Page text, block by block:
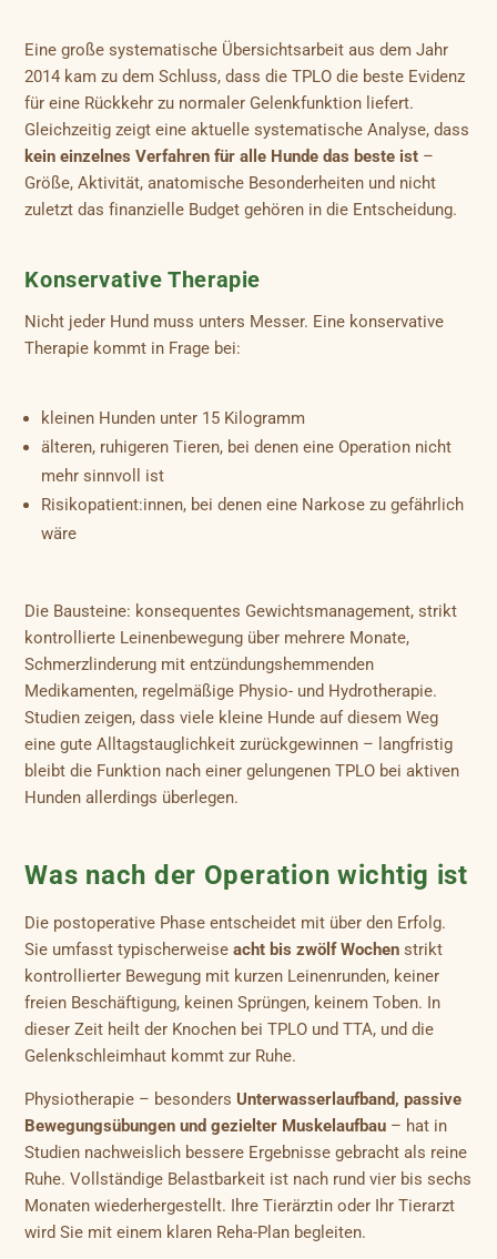
Eine große systematische Übersichtsarbeit aus dem Jahr
2014 kam zu dem Schluss, dass die TPLO die beste Evidenz
für eine Rückkehr zu normaler Gelenkfunktion liefert.
Gleichzeitig zeigt eine aktuelle systematische Analyse, dass
kein einzelnes Verfahren für alle Hunde das beste ist –
Größe, Aktivität, anatomische Besonderheiten und nicht
zuletzt das finanzielle Budget gehören in die Entscheidung.
Konservative Therapie
Nicht jeder Hund muss unters Messer. Eine konservative
Therapie kommt in Frage bei:
kleinen Hunden unter 15 Kilogramm
älteren, ruhigeren Tieren, bei denen eine Operation nicht
mehr sinnvoll ist
Risikopatient:innen, bei denen eine Narkose zu gefährlich
wäre
Die Bausteine: konsequentes Gewichtsmanagement, strikt
kontrollierte Leinenbewegung über mehrere Monate,
Schmerzlinderung mit entzündungshemmenden
Medikamenten, regelmäßige Physio- und Hydrotherapie.
Studien zeigen, dass viele kleine Hunde auf diesem Weg
eine gute Alltagstauglichkeit zurückgewinnen – langfristig
bleibt die Funktion nach einer gelungenen TPLO bei aktiven
Hunden allerdings überlegen.
Was nach der Operation wichtig ist
Die postoperative Phase entscheidet mit über den Erfolg.
Sie umfasst typischerweiseacht bis zwölf Wochen strikt
kontrollierter Bewegung mit kurzen Leinenrunden, keiner
freien Beschäftigung, keinen Sprüngen, keinem Toben. In
dieser Zeit heilt der Knochen bei TPLO und TTA, und die
Gelenkschleimhaut kommt zur Ruhe.
Physiotherapie – besondersUnterwasserlaufband, passive
Bewegungsübungen und gezielter Muskelaufbau – hat in
Studien nachweislich bessere Ergebnisse gebracht als reine
Ruhe. Vollständige Belastbarkeit ist nach rund vier bis sechs
Monaten wiederhergestellt. Ihre Tierärztin oder Ihr Tierarzt
wird Sie mit einem klaren Reha-Plan begleiten.